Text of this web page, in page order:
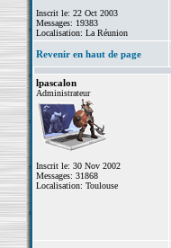
Inscrit le: 22 Oct 2003
Messages: 19383
Localisation: La Réunion
Revenir en haut de page
lpascalon
Administrateur
Inscrit le: 30 Nov 2002
Messages: 31868
Localisation: Toulouse